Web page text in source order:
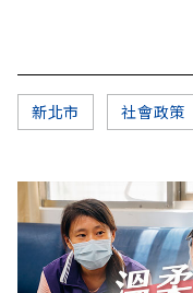
新北市 社會政策